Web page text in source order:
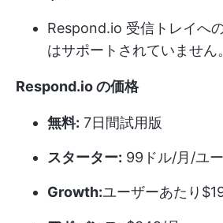
Respond.io 受信トレイへ
はサポートされていません。
Respond.io の価格
無料: 7日間試用版
スターター: 99ドル/月/ユ
Growth:ユーザーあたり